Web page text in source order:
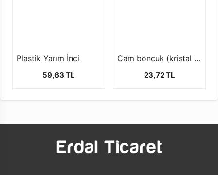
Plastik Yarım İnci
59,63 TL
Cam boncuk (kristal dizi boncuk 1 dizi 42 cm )
23,72 TL